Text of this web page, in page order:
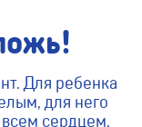
Для ребенка
для него
сердцем,